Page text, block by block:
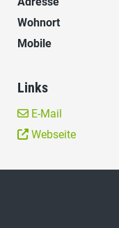
Wohnort
Mobile
Links
E-Mail
Webseite